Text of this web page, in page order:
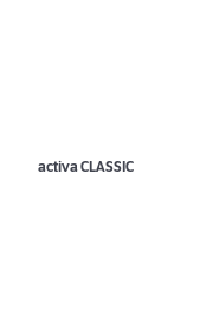
activa CLASSIC